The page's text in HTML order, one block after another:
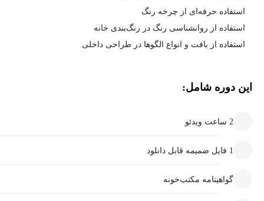
استفاده حرفه‌ای از چرخه رنگ
استفاده از روانشناسی رنگ در رنگ‌بندی خانه
استفاده از بافت و انواع الگوها در طراحی داخلی
این دوره شامل:
2 ساعت ویدئو
1 فایل ضمیمه قابل دانلود
گواهینامه مکتب‌خونه